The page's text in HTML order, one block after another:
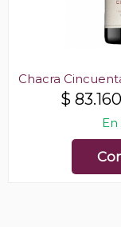
Chacra
$ 83.160